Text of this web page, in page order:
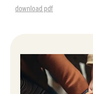
download pdf